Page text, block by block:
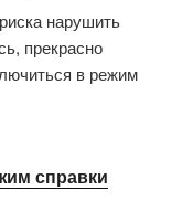
нарушить
прекрасно
в режим
справки